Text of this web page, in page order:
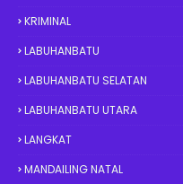
KRIMINAL
LABUHANBATU
LABUHANBATU SELATAN
LABUHANBATU UTARA
LANGKAT
MANDAILING NATAL